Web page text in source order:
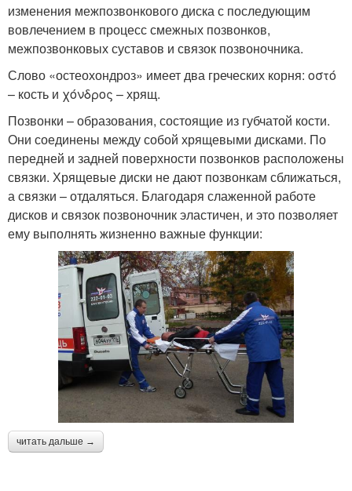
изменения межпозвонкового диска с последующим
вовлечением в процесс смежных позвонков,
межпозвонковых суставов и связок позвоночника.
Слово «остеохондроз» имеет два греческих корня: οστό
– кость и χόνδρος – хрящ.
Позвонки – образования, состоящие из губчатой кости.
Они соединены между собой хрящевыми дисками. По
передней и задней поверхности позвонков расположены
связки. Хрящевые диски не дают позвонкам сближаться,
а связки – отдаляться. Благодаря слаженной работе
дисков и связок позвоночник эластичен, и это позволяет
ему выполнять жизненно важные функции:
читать дальше →